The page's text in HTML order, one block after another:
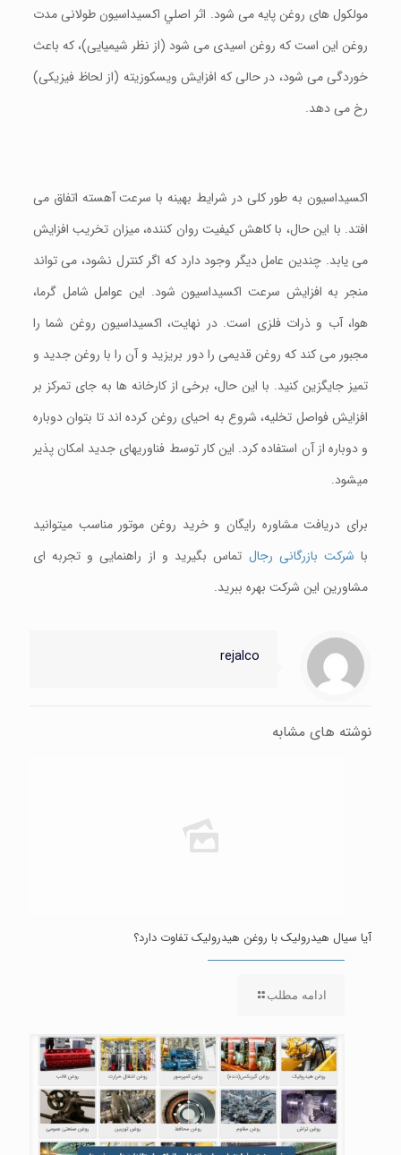
مولکول های روغن پایه می شود. اثر اصلي اکسیداسیون طولانی مدت
روغن این است که روغن اسیدی می شود (از نظر شیمیایی)، که باعث
خوردگی می شود، در حالی که افزایش ویسکوزیته (از لحاظ فیزیکی)
رخ می دهد.
اکسیداسیون به طور کلی در شرایط بهینه با سرعت آهسته اتفاق می
افتد. با این حال، با کاهش کيفیت روان کننده، میزان تخریب افزایش
می یابد. چندین عامل دیگر وجود دارد که اگر کنترل نشود، می تواند
منجر به افزایش سرعت اکسیداسیون شود. این عوامل شامل گرما،
هوا، آب و ذرات فلزی است. در نهایت، اکسیداسیون روغن شما را
مجبور می کند که روغن قدیمی را دور بریزید و آن را با روغن جدید و
تمیز جایگزین کنید. با این حال، برخی از کارخانه ها به جای تمرکز بر
افزایش فواصل تخلیه، شروع به احیای روغن کرده اند تا بتوان دوباره
و دوباره از آن استفاده کرد. این کار توسط فناوریهای جدید امکان پذیر
میشود.
برای دریافت مشاوره رایگان و خرید روغن موتور مناسب میتوانید
با شرکت بازرگانی رجال تماس بگیرید و از راهنمایی و تجربه ای
مشاورین این شرکت بهره ببرید.
rejalco
نوشته های مشابه
آیا سیال هیدرولیک با روغن هیدرولیک تفاوت دارد؟
ادامه مطلب